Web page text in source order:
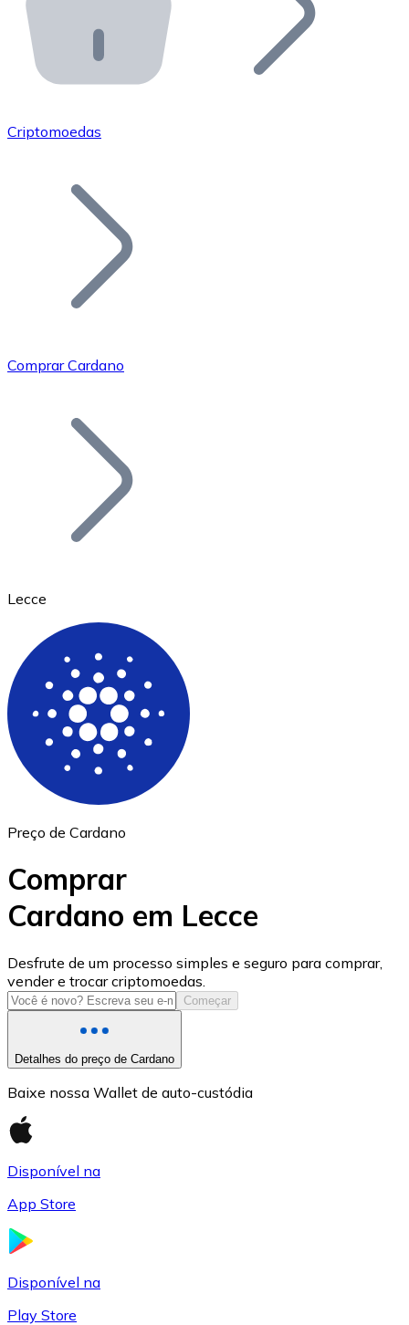
API Bitnovo
Integre nossa API no seu ecossistema.
Junte-se à nossa rede de revendedores e comercialize
Adicione o token do seu projeto ao nosso serviço de
Bitcoin
Ethereum
ETH
USD Coin
USDC
Criptomoedas
Comprar Cardano
Lecce
Preço de Cardano
Comprar
Cardano em Lecce
Desfrute de um processo simples e seguro para comprar,
vender e trocar criptomoedas.
Começar
Detalhes do preço de Cardano
Baixe nossa Wallet de auto-custódia
Disponível na
App Store
Disponível na
Play Store